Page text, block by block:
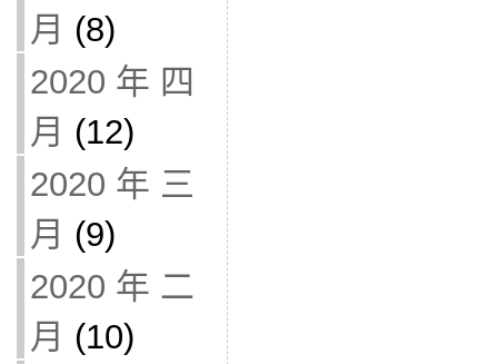
月 (8)
2020 年 四
月 (12)
2020 年 三
月 (9)
2020 年 二
月 (10)